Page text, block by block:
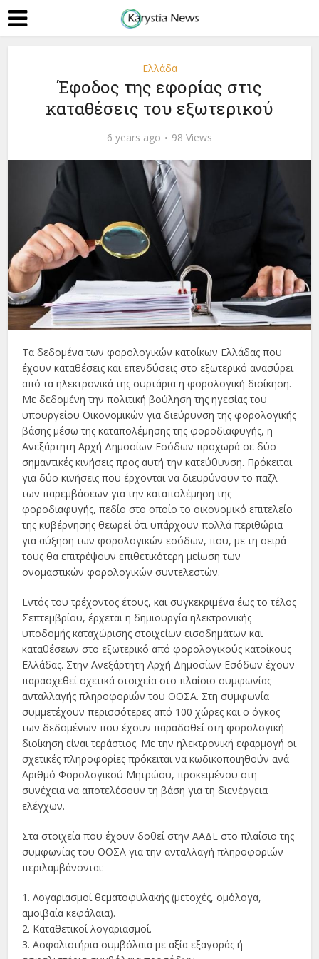
Ελλάδα
Έφοδος της εφορίας στις
καταθέσεις του εξωτερικού
6 years ago 98 Views
Τα δεδομένα των φορολογικών κατοίκων Ελλάδας που
έχουν καταθέσεις και επενδύσεις στο εξωτερικό ανασύρει
από τα ηλεκτρονικά της συρτάρια η φορολογική διοίκηση.
Με δεδομένη την πολιτική βούληση της ηγεσίας του
υπουργείου Οικονομικών για διεύρυνση της φορολογικής
βάσης μέσω της καταπολέμησης της φοροδιαφυγής, η
Ανεξάρτητη Αρχή Δημοσίων Εσόδων προχωρά σε δύο
σημαντικές κινήσεις προς αυτή την κατεύθυνση. Πρόκειται
για δύο κινήσεις που έρχονται να διευρύνουν το παζλ
των παρεμβάσεων για την καταπολέμηση της
φοροδιαφυγής, πεδίο στο οποίο το οικονομικό επιτελείο
της κυβέρνησης θεωρεί ότι υπάρχουν πολλά περιθώρια
για αύξηση των φορολογικών εσόδων, που, με τη σειρά
τους θα επιτρέψουν επιθετικότερη μείωση των
ονομαστικών φορολογικών συντελεστών.
Εντός του τρέχοντος έτους, και συγκεκριμένα έως το τέλος
Σεπτεμβρίου, έρχεται η δημιουργία ηλεκτρονικής
υποδομής καταχώρισης στοιχείων εισοδημάτων και
καταθέσεων στο εξωτερικό από φορολογικούς κατοίκους
Ελλάδας. Στην Ανεξάρτητη Αρχή Δημοσίων Εσόδων έχουν
παρασχεθεί σχετικά στοιχεία στο πλαίσιο συμφωνίας
ανταλλαγής πληροφοριών του ΟΟΣΑ. Στη συμφωνία
συμμετέχουν περισσότερες από 100 χώρες και ο όγκος
των δεδομένων που έχουν παραδοθεί στη φορολογική
διοίκηση είναι τεράστιος. Με την ηλεκτρονική εφαρμογή οι
σχετικές πληροφορίες πρόκειται να κωδικοποιηθούν ανά
Aριθμό Φορολογικού Μητρώου, προκειμένου στη
συνέχεια να αποτελέσουν τη βάση για τη διενέργεια
ελέγχων.
Στα στοιχεία που έχουν δοθεί στην ΑΑΔΕ στο πλαίσιο της
συμφωνίας του ΟΟΣΑ για την ανταλλαγή πληροφοριών
περιλαμβάνονται:
1. Λογαριασμοί θεματοφυλακής (μετοχές, ομόλογα,
αμοιβαία κεφάλαια).
2. Καταθετικοί λογαριασμοί.
3. Ασφαλιστήρια συμβόλαια με αξία εξαγοράς ή